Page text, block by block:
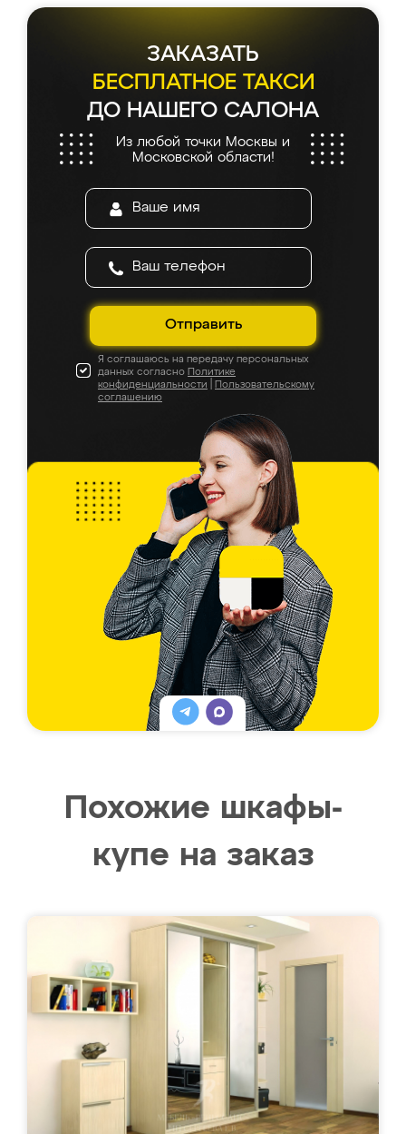
ЗАКАЗАТЬ
БЕСПЛАТНОЕ ТАКСИ
ДО НАШЕГО САЛОНА
Из любой точки Москвы и
Московской области!
Отправить
Я соглашаюсь на передачу персональных
данных согласно Политике
конфиденциальности
Пользовательскому
соглашению
Похожие шкафы-
купе на заказ